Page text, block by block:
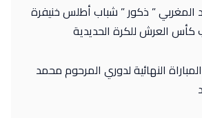
المغربي ” ذكور ” شباب أطلس خنيفرة
كأس العرش للكرة الحديدية
النهائية لدوري المرحوم محمد